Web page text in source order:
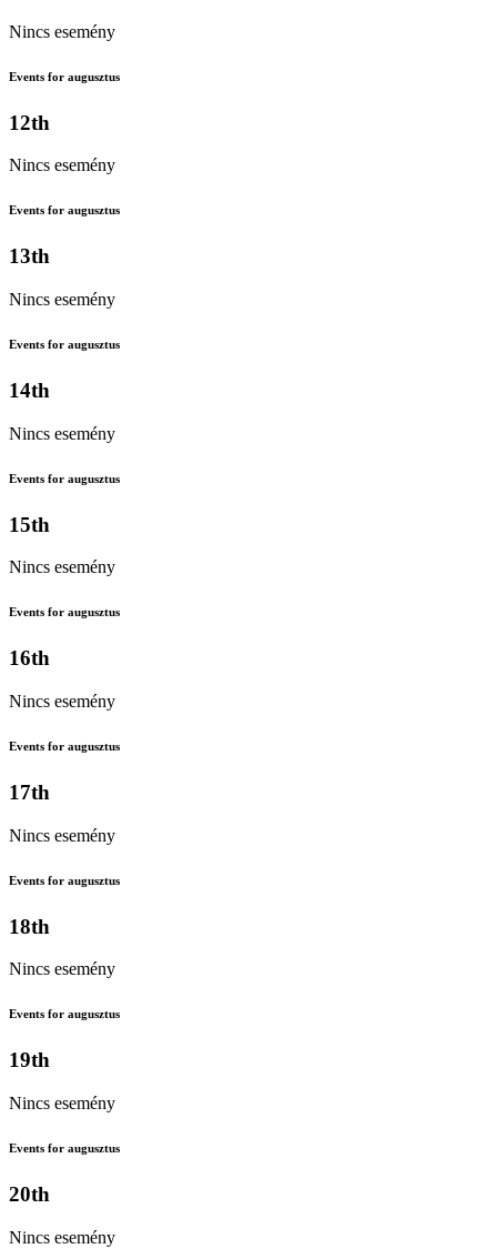
Nincs esemény
Events for augusztus
12th
Nincs esemény
Events for augusztus
13th
Nincs esemény
Events for augusztus
14th
Nincs esemény
Events for augusztus
15th
Nincs esemény
Events for augusztus
16th
Nincs esemény
Events for augusztus
17th
Nincs esemény
Events for augusztus
18th
Nincs esemény
Events for augusztus
19th
Nincs esemény
Events for augusztus
20th
Nincs esemény